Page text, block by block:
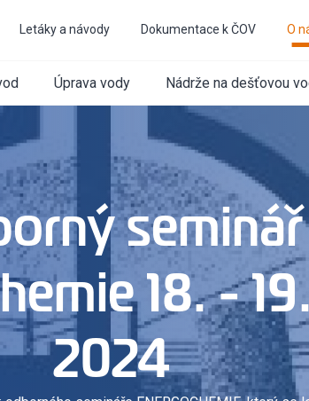
Letáky a návody Dokumentace k ČOV O
Úprava vody Nádrže na dešťovou
seminář
18. -
2024